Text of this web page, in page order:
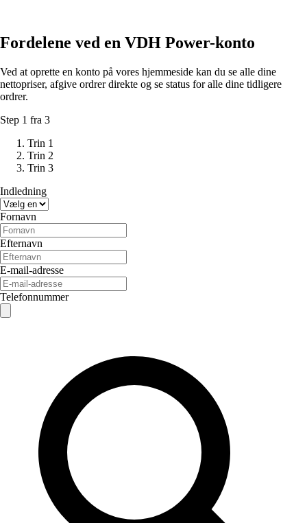
Fordelene ved en VDH Power-konto
Ved at oprette en konto på vores hjemmeside kan du se alle dine
nettopriser, afgive ordrer direkte og se status for alle dine tidligere
ordrer.
Step 1 fra 3
Trin 1
Trin 2
Trin 3
Indledning
Fornavn
Efternavn
E-mail-adresse
Telefonnummer